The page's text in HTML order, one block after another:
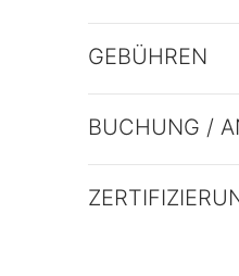
GEBÜHREN
BUCHUNG /